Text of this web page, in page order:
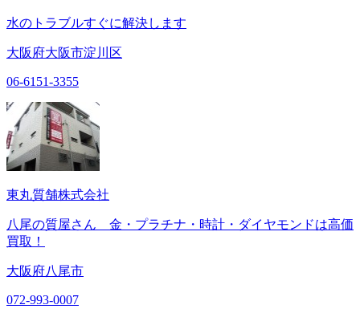
水のトラブルすぐに解決します
大阪府大阪市淀川区
06-6151-3355
東丸質舗株式会社
八尾の質屋さん 金・プラチナ・時計・ダイヤモンドは高価
買取！
大阪府八尾市
072-993-0007